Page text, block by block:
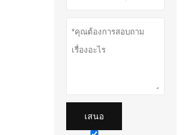
เสนอ